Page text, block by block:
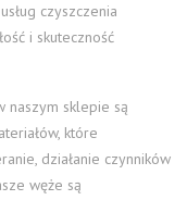
czyszczenia
i skuteczność
naszym sklepie są
które
działanie czynników
węże są